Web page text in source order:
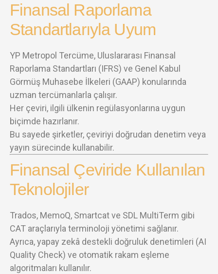
Finansal Raporlama
Standartlarıyla Uyum
YP Metropol Tercüme, Uluslararası Finansal
Raporlama Standartları (IFRS) ve Genel Kabul
Görmüş Muhasebe İlkeleri (GAAP) konularında
uzman tercümanlarla çalışır.
Her çeviri, ilgili ülkenin regülasyonlarına uygun
biçimde hazırlanır.
Bu sayede şirketler, çeviriyi doğrudan denetim veya
yayın sürecinde kullanabilir.
Finansal Çeviride Kullanılan
Teknolojiler
Trados, MemoQ, Smartcat ve SDL MultiTerm gibi
CAT araçlarıyla terminoloji yönetimi sağlanır.
Ayrıca, yapay zekâ destekli doğruluk denetimleri (AI
Quality Check) ve otomatik rakam eşleme
algoritmaları kullanılır.